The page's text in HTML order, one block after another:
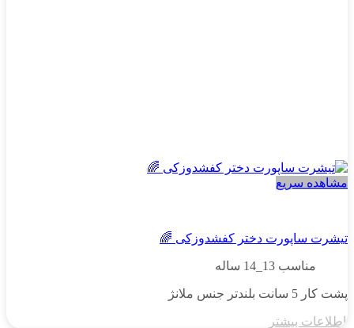
مشاهده سریع
تیشرت ساپورت دختر کفشدوزکی 🌈
مناسب 13_14 ساله
پشت کار 5 سانت بلندتر جنس ملانژ
اطلاعات بیشتر